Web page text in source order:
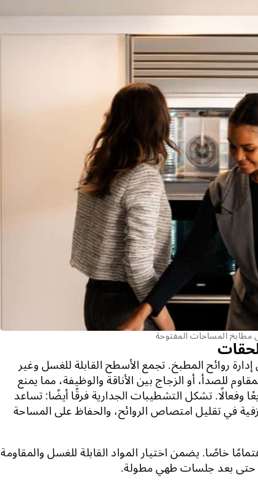
مطابخ المساحات المفتوحة
روائح المطبخ. تجمع الأسطح القابلة للغسل وغير
للصدأ، أو الزجاج بين الأناقة والوظيفة، مما يمنع
وفعالًا. تشكل التشطيبات الجدارية فرقًا أيضًا: تساعد
في تقليل امتصاص الروائح، والحفاظ على المساحة
خاصًا. يضمن اختيار المواد القابلة للغسل والمقاومة
حتى بعد جلسات طهي مطولة.